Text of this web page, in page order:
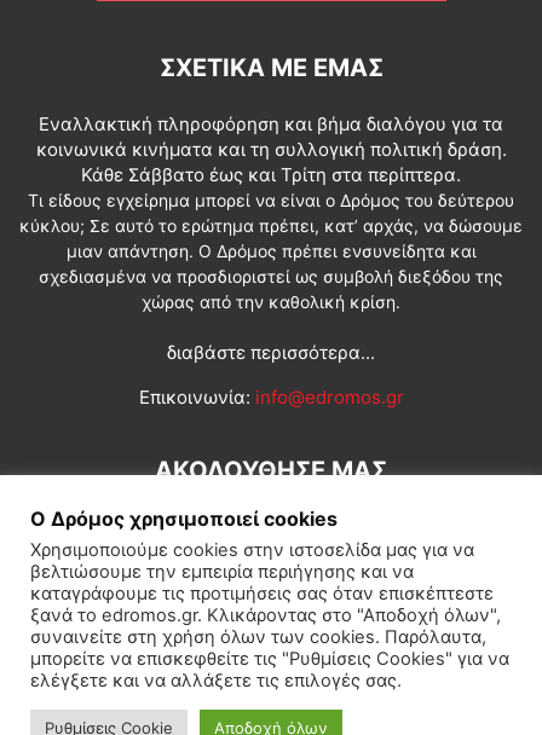
ΣΧΕΤΙΚΆ ΜΕ ΕΜΆΣ
Εναλλακτική πληροφόρηση και βήμα διαλόγου για τα
κοινωνικά κινήματα και τη συλλογική πολιτική δράση.
Κάθε Σάββατο έως και Τρίτη στα περίπτερα.
Τι είδους εγχείρημα μπορεί να είναι ο Δρόμος του δεύτερου
κύκλου; Σε αυτό το ερώτημα πρέπει, κατ’ αρχάς, να δώσουμε
μιαν απάντηση. Ο Δρόμος πρέπει ενσυνείδητα και
σχεδιασμένα να προσδιοριστεί ως συμβολή διεξόδου της
χώρας από την καθολική κρίση.
διαβάστε περισσότερα...
Επικοινωνία: info@edromos.gr
ΑΚΟΛΟΥΘΗΣΕ ΜΑΣ
Εγγραφή συνδρομητή Πολιτική Διεθνή Κοινωνία
Πολιτισμός Αφιερώματα
Ο Δρόμος χρησιμοποιεί cookies
Χρησιμοποιούμε cookies στην ιστοσελίδα μας για να
βελτιώσουμε την εμπειρία περιήγησης και να
καταγράφουμε τις προτιμήσεις σας όταν επισκέπτεστε
ξανά το edromos.gr. Κλικάροντας στο "Αποδοχή όλων",
συναινείτε στη χρήση όλων των cookies. Παρόλαυτα,
μπορείτε να επισκεφθείτε τις "Ρυθμίσεις Cookies" για να
ελέγξετε και να αλλάξετε τις επιλογές σας.
Ρυθμίσεις Cookie Αποδοχή όλων